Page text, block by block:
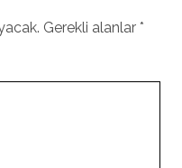
Gerekli alanlar *